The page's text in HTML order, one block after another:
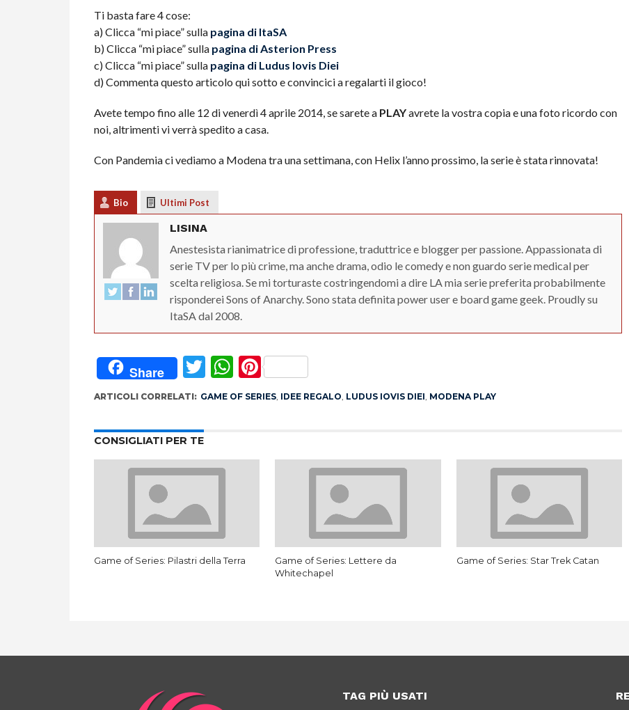
Ti basta fare 4 cose:
a) Clicca “mi piace” sulla pagina di ItaSA
b) Clicca “mi piace” sulla pagina di Asterion Press
c) Clicca “mi piace” sulla pagina di Ludus Iovis Diei
d) Commenta questo articolo qui sotto e convincici a regalarti il gioco!
Avete tempo fino alle 12 di venerdì 4 aprile 2014, se sarete a PLAYavrete la vostra copia e una foto ricordo con
noi, altrimenti vi verrà spedito a casa.
Con Pandemia ci vediamo a Modena tra una settimana, con Helix l’anno prossimo, la serie è stata rinnovata!
Bio Ultimi Post
LISINA
Anestesista rianimatrice di professione, traduttrice e blogger per passione. Appassionata di
serie TV per lo più crime, ma anche drama, odio le comedy e non guardo serie medical per
scelta religiosa. Se mi torturaste costringendomi a dire LA mia serie preferita probabilmente
risponderei Sons of Anarchy. Sono stata definita power user e board game geek. Proudly su
ItaSA dal 2008.
Share Twitter
WhatsApp
Pinterest
ARTICOLI CORRELATI: GAME OF SERIES, IDEE REGALO LUDUS IOVIS DIEI MODENA PLAY
CONSIGLIATI PER TE
Game of Series: Pilastri della Terra
Game of Series: Lettere da
Whitechapel
Game of Series: Star Trek Catan
TAG PIÙ USATI